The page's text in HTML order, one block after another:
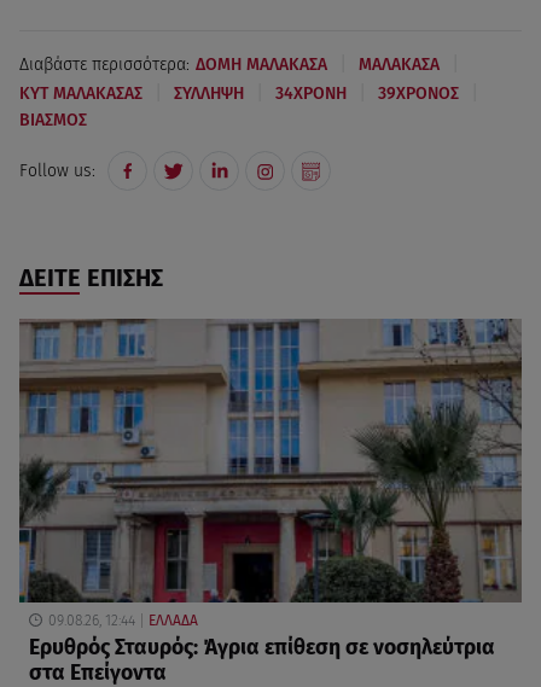
Διαβάστε περισσότερα: ΔΟΜΗ ΜΑΛΑΚΑΣΑ ΜΑΛΑΚΑΣΑ
ΚΥΤ ΜΑΛΑΚΑΣΑΣ ΣΥΛΛΗΨΗ 34ΧΡΟΝΗ 39ΧΡΟΝΟΣ
ΒΙΑΣΜΟΣ
Follow us:
ΔΕΙΤΕ ΕΠΙΣΗΣ
09.08.26, 12:44 ΕΛΛΑΔΑ
Ερυθρός Σταυρός: Άγρια επίθεση σε νοσηλεύτρια
στα Επείγοντα